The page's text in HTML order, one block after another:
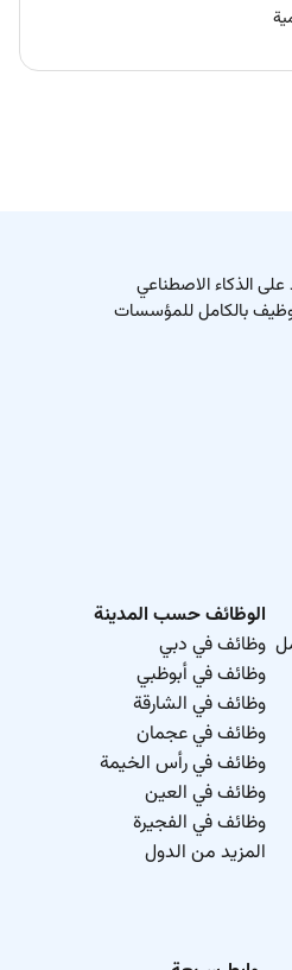
الذكاء الاصطناعي
بالكامل للمؤسسات
الوظائف حسب المدينة
وظائف في دبي
وظائف في أبوظبي
وظائف في الشارقة
وظائف في عجمان
وظائف في رأس الخيمة
وظائف في العين
وظائف في الفجيرة
المزيد من الدول